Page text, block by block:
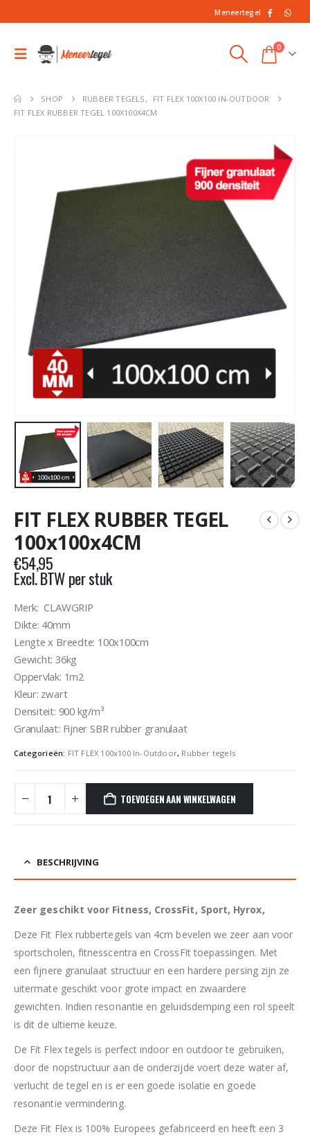
Meneertegel
0
SHOP RUBBER TEGELS,
FIT FLEX 100X100 IN-OUTDOOR
FIT FLEX RUBBER TEGEL 100X100X4CM
FIT FLEX RUBBER TEGEL
100x100x4CM
€54,95
Excl. BTW per stuk
Merk: CLAWGRIP
Dikte: 40mm
Lengte x Breedte: 100x100cm
Gewicht: 36kg
Oppervlak: 1m2
Kleur: zwart
Densiteit: 900 kg/m³
Granulaat: Fijner SBR rubber granulaat
Categorieën: FIT FLEX 100x100 In-Outdoor, Rubber tegels
TOEVOEGEN AAN WINKELWAGEN
BESCHRIJVING
Zeer geschikt voor Fitness, CrossFit, Sport, Hyrox,
Deze Fit Flex rubbertegels van 4cm bevelen we zeer aan voor
sportscholen, fitnesscentra en CrossFit toepassingen. Met
een fijnere granulaat structuur en een hardere persing zijn ze
uitermate geschikt voor grote impact en zwaardere
gewichten. Indien resonantie en geluidsdemping een rol speelt
is dit de ultieme keuze.
De Fit Flex tegels is perfect indoor en outdoor te gebruiken,
door de nopstructuur aan de onderzijde voert deze water af,
verlucht de tegel en is er een goede isolatie en goede
resonantie vermindering.
Deze Fit Flex is 100% Europees gefabriceerd en heeft een 3